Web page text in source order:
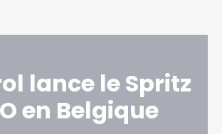
lance le Spritz
en Belgique